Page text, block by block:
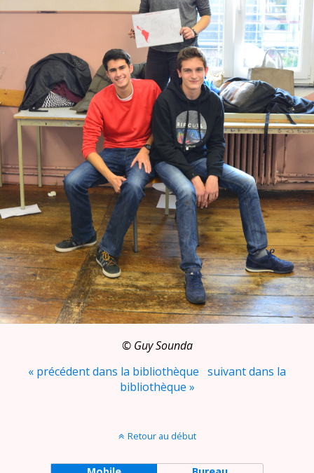
© Guy Sounda
« précédent dans la bibliothèque suivant dans la
bibliothèque »
Retour au début